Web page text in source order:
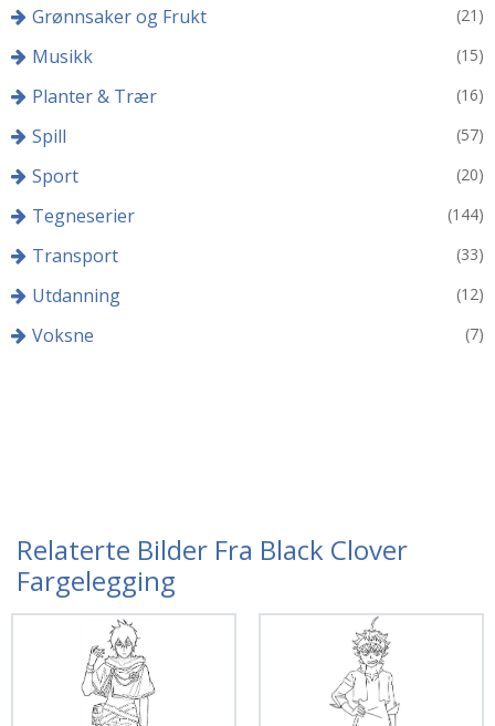
Grønnsaker og Frukt (21)
Musikk (15)
Planter & Trær (16)
Spill (57)
Sport (20)
Tegneserier (144)
Transport (33)
Utdanning (12)
Voksne (7)
Relaterte Bilder Fra Black Clover
Fargelegging